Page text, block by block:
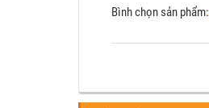
Bình chọn sản phẩm: